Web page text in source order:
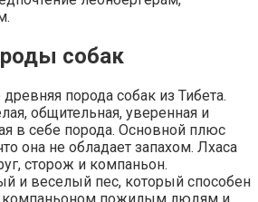
собак
порода собак из Тибета.
общительная, уверенная и
в себе порода. Основной плюс
она не обладает запахом. Лхаса
сторож и компаньон.
и веселый пес, который способен
компаньоном пожилым людям и